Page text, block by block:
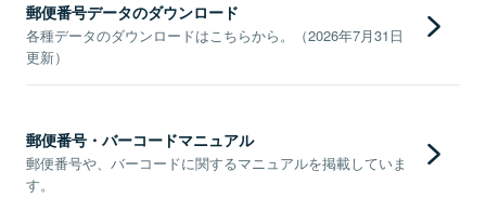
郵便番号データのダウンロード
各種データのダウンロードはこちらから。（2026年7月31日
更新）
郵便番号・バーコードマニュアル
郵便番号や、バーコードに関するマニュアルを掲載していま
す。